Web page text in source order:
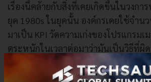
เรื่องนี้คล้ายกับสิ่งที่เคยเกิดขึ้นในวงก
ยุค 1980s ในยุคนั้น องค์กรเคยใช้จำน
มาเป็น KPI วัดความเก่งของโปรแกรม
ตระหนักในเวลาต่อมาว่ามันเป็นวิธีที่ผิ
เพราะในความเป็นจริง โค้ดที่ดีและมี
สั้น กระชับ และเรียบง่าย ไม่ใช่โค้ดที่ยา